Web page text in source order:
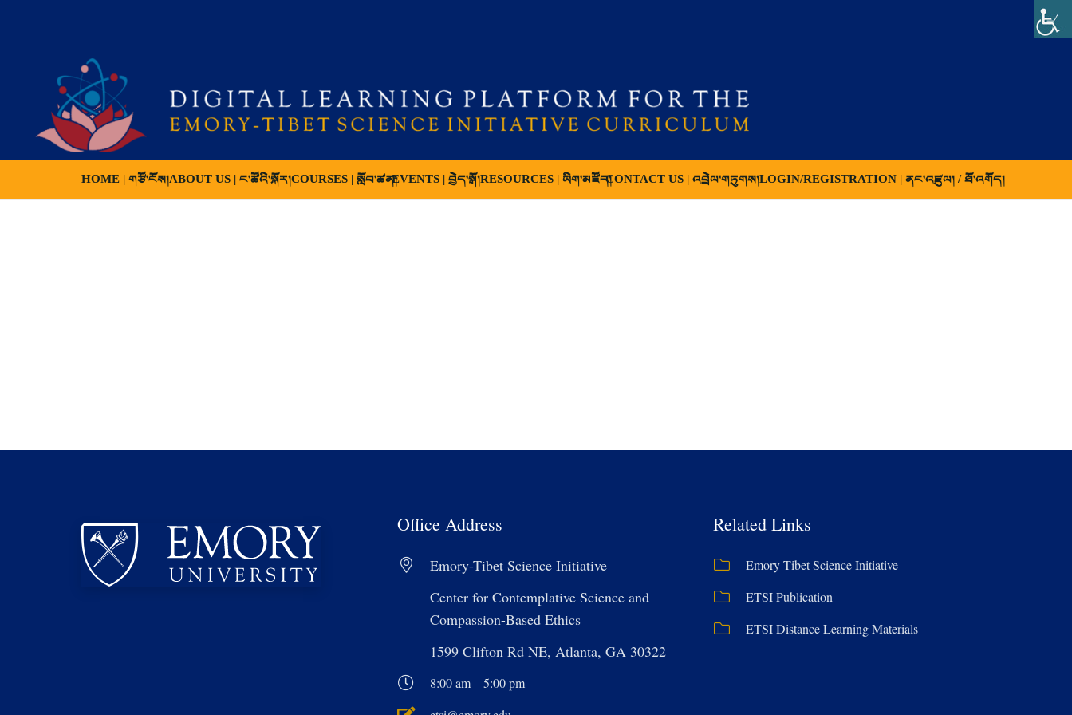
HOME | གཙོ་ངོས།ABOUT US | ང་ཚོའི་སྐོར།COURSES | སློབ་ཚན།EVENTS | བྱེད་སྒོ།RESOURCES | ཡིག་མཛོད།CONTACT US | འབྲེལ་གཏུགས།LOGIN/REGISTRATION | ནང་འཛུལ། / ཐོ་འགོད།
Office Address
Emory-Tibet Science Initiative
Center for Contemplative Science and
Compassion-Based Ethics
1599 Clifton Rd NE, Atlanta, GA 30322
8:00 am – 5:00 pm
Related Links
Emory-Tibet Science Initiative
ETSI Publication
ETSI Distance Learning Materials